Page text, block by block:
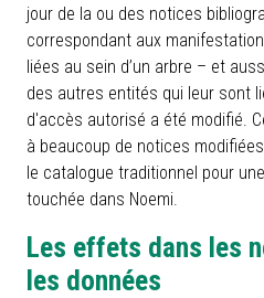
jour de la ou des notices
correspondant aux
liées au sein d’un arbre – et
des autres entités qui leur sont
d'accès autorisé a été modifié.
à beaucoup de notices
le catalogue traditionnel pour
touchée dans Noemi.
Les effets dans les
les données